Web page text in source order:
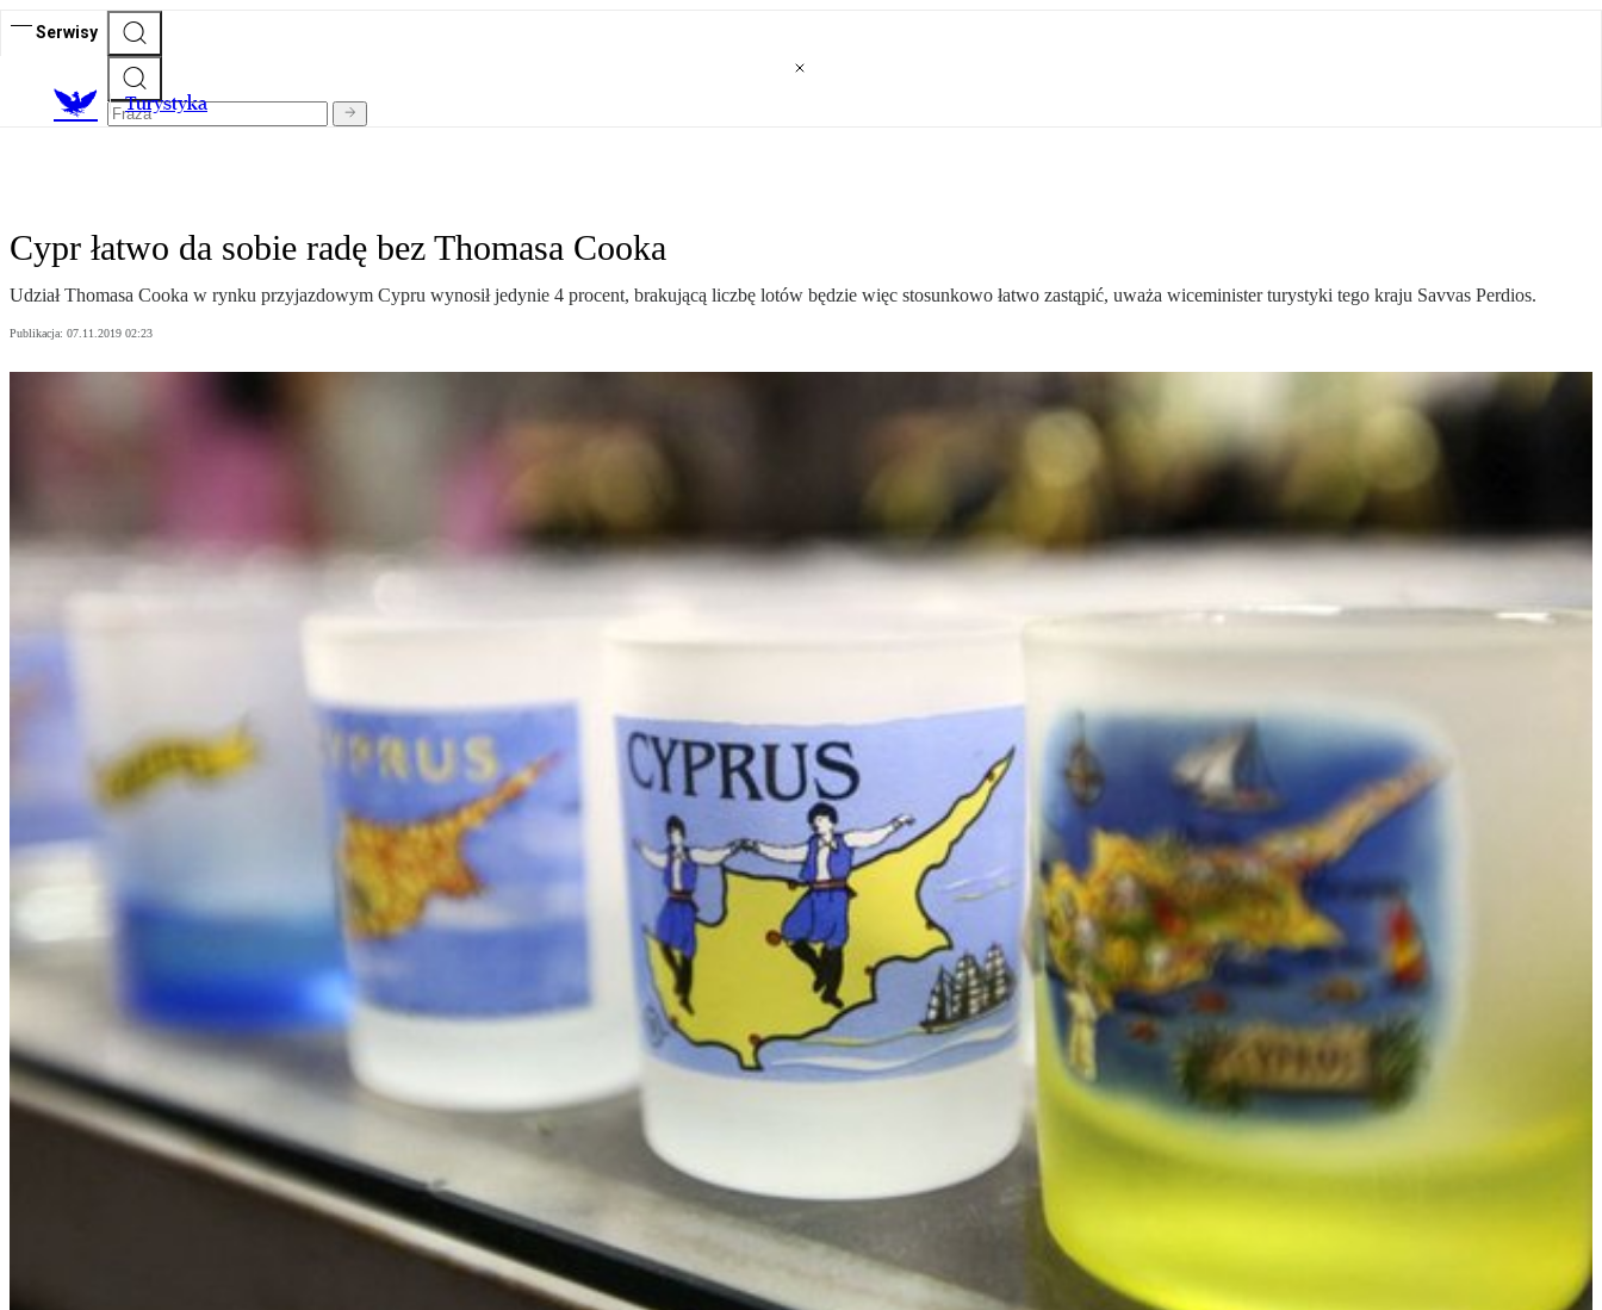
Serwisy
Turystyka
Cypr łatwo da sobie radę bez Thomasa Cooka
Udział Thomasa Cooka w rynku przyjazdowym Cypru wynosił jedynie 4 procent, brakującą liczbę lotów będzie więc stosunkowo łatwo zastąpić, uważa wiceminister turystyki tego kraju Savvas Perdios.
Publikacja: 07.11.2019 02:23